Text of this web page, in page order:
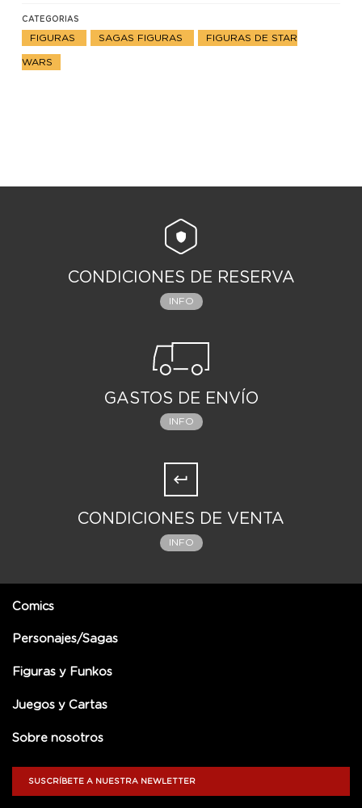
Esta versión de lujo incluirá exclusivamente una
figura base de diorama inspirada en la nueva sala
del trono del palacio de Boba Fett con función de
iluminación LED
CATEGORIAS
FIGURAS SAGAS FIGURAS FIGURAS DE STAR
WARS
CONDICIONES DE RESERVA
INFO
GASTOS DE ENVÍO
INFO
CONDICIONES DE VENTA
INFO
Comics
Personajes/Sagas
Figuras y Funkos
Juegos y Cartas
Sobre nosotros
SUSCRÍBETE A NUESTRA NEWLETTER